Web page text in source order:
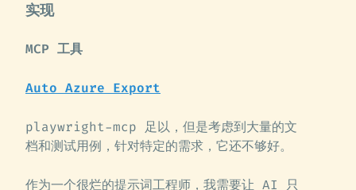
实现
MCP 工具
Auto Azure Export
playwright-mcp 足以，但是考虑到大量的文
档和测试用例，针对特定的需求，它还不够好。
作为一个很烂的提示词工程师，我需要让 AI 只